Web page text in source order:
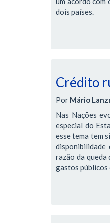
dois países.
Crédito
Por Mário
Nas Nações
especial do
esse tema tem
disponibilidade
razão da queda
gastos públicos